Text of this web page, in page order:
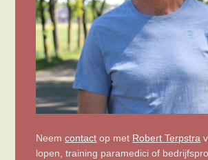
Neemcontact op met Robert Terpstra
lopen, training paramedici of